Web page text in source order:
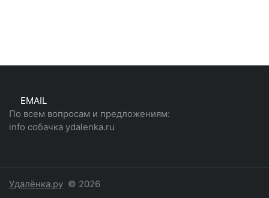
EMAIL
По всем вопросам и предложениям:
info собачка ydalenka.ru
Удалёнка.ру © 2026